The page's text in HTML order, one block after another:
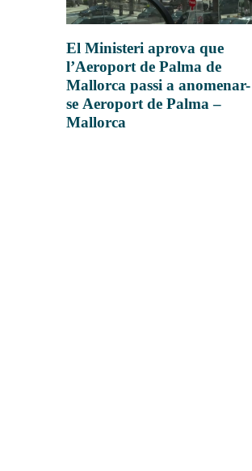
El Ministeri aprova que
l’Aeroport de Palma de
Mallorca passi a anomenar-
se Aeroport de Palma –
Mallorca